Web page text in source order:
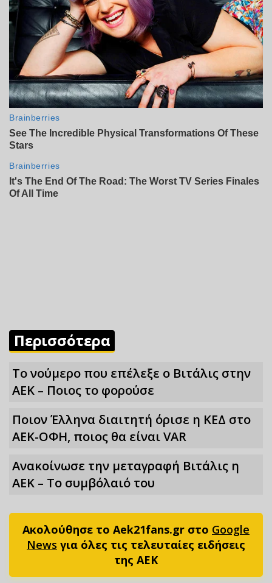
Περισσότερα
Το νούμερο που επέλεξε ο Βιτάλις στην
ΑΕΚ – Ποιος το φορούσε
Ποιον Έλληνα διαιτητή όρισε η ΚΕΔ στο
ΑΕΚ-ΟΦΗ, ποιος θα είναι VAR
Ανακοίνωσε την μεταγραφή Βιτάλις η
ΑΕΚ – Το συμβόλαιό του
Ακολούθησε το Aek21fans.gr στο Google
News για όλες τις τελευταίες ειδήσεις
της ΑΕΚ